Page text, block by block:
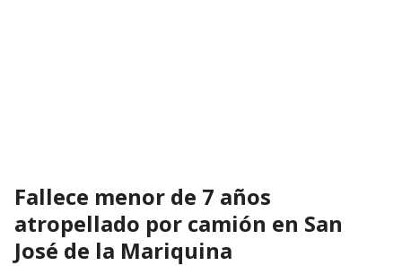
Fallece menor de 7 años
atropellado por camión en San
José de la Mariquina